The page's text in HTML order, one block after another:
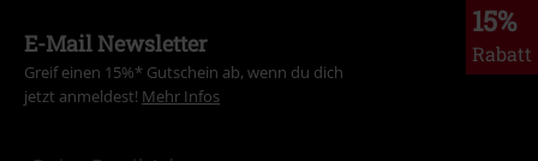
15%
Rabatt
E-Mail Newsletter
Greif einen 15%* Gutschein ab, wenn du dich
jetzt anmeldest! Mehr Infos